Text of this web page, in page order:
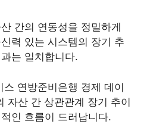
간의 연동성을 정밀하게
력 있는 시스템의 장기 추
는 일치합니다.
스 연방준비은행 경제 데이
자산 간 상관관계 장기 추이
인 흐름이 드러납니다.